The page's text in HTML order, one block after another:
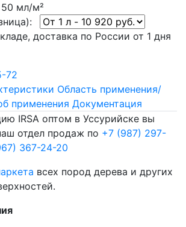
50 мл/м²
доставка по России от 1 дня
72
Область применения/
применения Документация
IRSA оптом в Уссурийске вы
отдел продаж по +7 (987) 297-
367-24-20
всех пород дерева и других